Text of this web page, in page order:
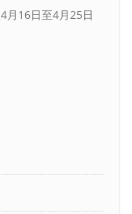
月16日至4月25日